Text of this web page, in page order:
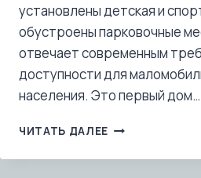
установлены детская и
обустроены парковочные
отвечает современным
доступности для
населения. Это первый дом…
ЧИТАТЬ ДАЛЕЕ ЖК
ПОЛУЧИЛ